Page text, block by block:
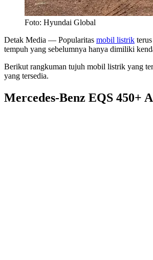
Foto: Hyundai Global
Detak Media — Popularitas mobil listrik
tempuh yang sebelumnya hanya dimiliki
Berikut rangkuman tujuh mobil listrik yang
yang tersedia.
Mercedes-Benz EQS 450+